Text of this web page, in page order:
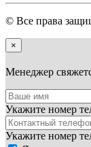
© Все права
×
Менеджер
Укажите номер
Укажите номер